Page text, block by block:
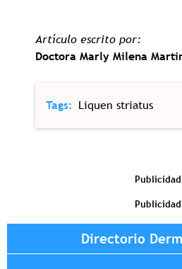
Artículo escrito por:
Doctora Marly Milena
Tags Liquen striatus
Publicidad
Publicidad
Directorio